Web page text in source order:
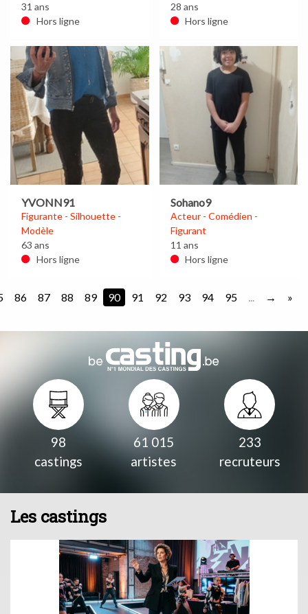
31 ans
Hors ligne
28 ans
Hors ligne
YVONN91
Figurante - Silhouette -
Modèle
63 ans
Hors ligne
Sohano9
Acteur - Comédien -
Figurant
11 ans
Hors ligne
86 87 88 89 90 91 92 93 94 95 ... »
98
castings
61 015
artistes
233
recruteurs
Les castings